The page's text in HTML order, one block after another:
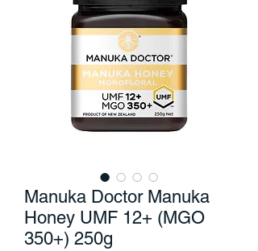
Manuka Doctor Manuka
Honey UMF 12+ (MGO
350+) 250g